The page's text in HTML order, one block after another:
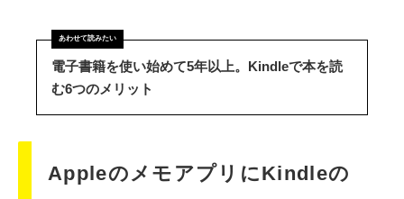
電子書籍を使い始めて5年以上。Kindleで本を読
む6つのメリット
AppleのメモアプリにKindleの